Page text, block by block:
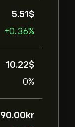
5.51‎$‎
+0.36%
10.22‎$‎
0%
90.00‎kr‎